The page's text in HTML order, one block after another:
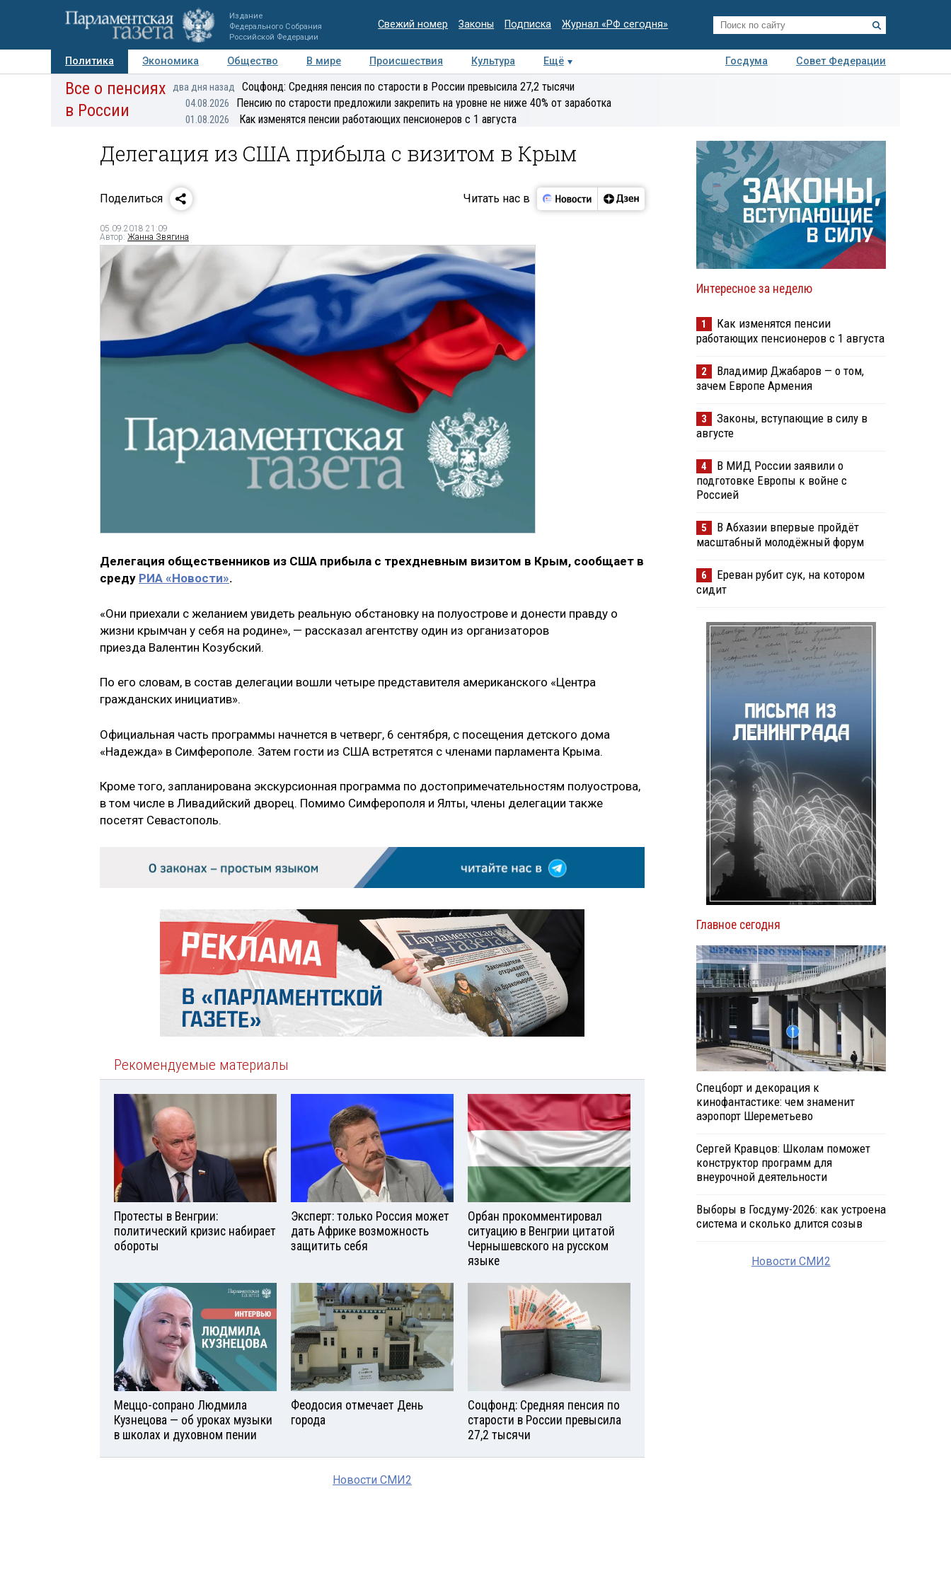
Издание
Федерального Собрания
Российской Федерации
Свежий номер Законы Подписка Журнал «РФ сегодня»
Политика Экономика Общество В мире Происшествия Культура Ещё Госдума
Совет Федерации
Авторы Персоны Мнения Регионы Медиацентр Интервью Колумнисты
Все о пенсиях
в России
два дня назад Соцфонд: Средняя пенсия по старости в России превысила 27,2 тысячи
04.08.2026 Пенсию по старости предложили закрепить на уровне не ниже 40% от заработка
01.08.2026 Как изменятся пенсии работающих пенсионеров с 1 августа
Делегация из США прибыла с визитом в Крым
Поделиться Читать нас в
05.09.2018 21:09
Автор: Жанна Звягина
Делегация общественников из США прибыла с трехдневным визитом в Крым, сообщает в
среду РИА «Новости».
«Они приехали с желанием увидеть реальную обстановку на полуострове и донести правду о
жизни крымчан у себя на родине», — рассказал агентству один из организаторов
приезда Валентин Козубский.
По его словам, в состав делегации вошли четыре представителя американского «Центра
гражданских инициатив».
Официальная часть программы начнется в четверг, 6 сентября, с посещения детского дома
«Надежда» в Симферополе. Затем гости из США встретятся с членами парламента Крыма.
Кроме того, запланирована экскурсионная программа по достопримечательностям полуострова,
в том числе в Ливадийский дворец. Помимо Симферополя и Ялты, члены делегации также
посетят Севастополь.
Рекомендуемые материалы
Протесты в Венгрии:
политический кризис набирает
обороты
Эксперт: только Россия может
дать Африке возможность
защитить себя
Орбан прокомментировал
ситуацию в Венгрии цитатой
Чернышевского на русском
языке
Меццо-сопрано Людмила
Кузнецова — об уроках музыки
в школах и духовном пении
Феодосия отмечает День
города
Соцфонд: Средняя пенсия по
старости в России превысила
27,2 тысячи
Новости СМИ2
Интересное за неделю
1
Как изменятся пенсии
работающих пенсионеров с 1 августа
2
Владимир Джабаров — о том,
зачем Европе Армения
3
Законы, вступающие в силу в
августе
4
В МИД России заявили о
подготовке Европы к войне с
Россией
5
В Абхазии впервые пройдёт
масштабный молодёжный форум
6
Ереван рубит сук, на котором
сидит
Главное сегодня
Спецборт и декорация к
кинофантастике: чем знаменит
аэропорт Шереметьево
Сергей Кравцов: Школам поможет
конструктор программ для
внеурочной деятельности
Выборы в Госдуму-2026: как устроена
система и сколько длится созыв
Новости СМИ2